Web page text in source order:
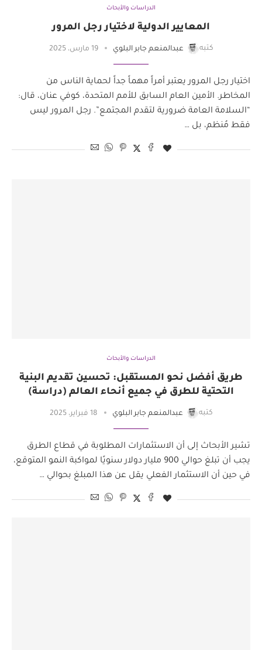
الدراسات والأبحاث
المعايير الدولية لاختيار رجل المرور
كتبه عبدالمنعم جابر البلوي 19 مارس، 2025
اختيار رجل المرور يعتبر أمراً مهماً جداً لحماية الناس من
المخاطر. الأمين العام السابق للأمم المتحدة، كوفي عنان، قال:
“السلامة العامة ضرورية لتقدم المجتمع”. رجل المرور ليس
فقط مُنظم، بل …
الدراسات والأبحاث
طريق أفضل نحو المستقبل: تحسين تقديم البنية
التحتية للطرق في جميع أنحاء العالم (دراسة)
كتبه عبدالمنعم جابر البلوي 18 فبراير، 2025
تشير الأبحاث إلى أن الاستثمارات المطلوبة في قطاع الطرق
يجب أن تبلغ حوالي 900 مليار دولار سنويًا لمواكبة النمو المتوقع،
في حين أن الاستثمار الفعلي يقل عن هذا المبلغ بحوالي …